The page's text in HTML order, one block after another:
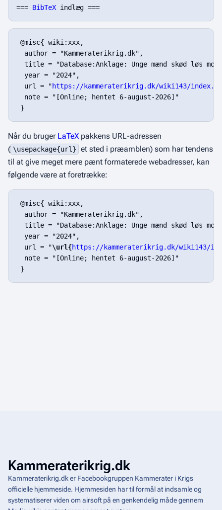
=== BibTeX
@misc{ wiki:xxx,
  author = "Kammeraterikrig.dk",
title = "Database:Anklage: Unge mænd skød løs
  year = "2024",
  url = "
https://kammeraterikrig.dk/wiki143/
  note = "[Online; hentet 6-august-2026]"
Når du bruger LaTeX pakkens URL-adressen
( \usepackage{url}
et sted i præamblen) som har tendens
til at give meget mere pænt formaterede webadresser, kan
følgende være at foretrække:
@misc{ wiki:xxx,
  author = "Kammeraterikrig.dk",
title = "Database:Anklage: Unge mænd skød løs
  year = "2024",
  url = "
\url{https://kammeraterikrig.dk/wiki143/
  note = "[Online; hentet 6-august-2026]"
Kammeraterikrig.dk
Kammeraterikrig.dk er Facebookgruppen Kammerater i Krigs
officielle hjemmeside. Hjemmesiden har til formål at indsamle og
systematiserer viden om airsoft på en genkendelig måde gennem